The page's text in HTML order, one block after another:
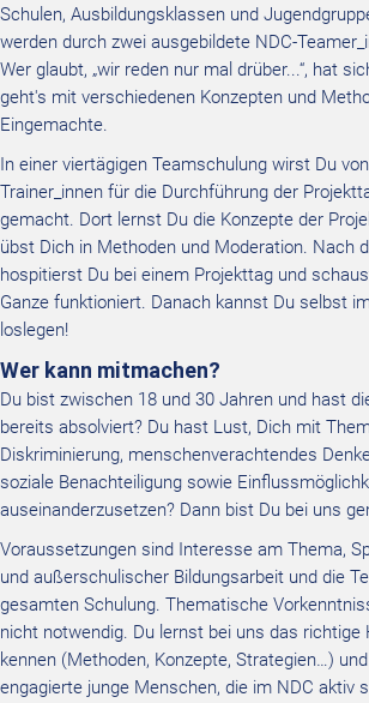
Schulen, Ausbildungsklassen und
werden durch zwei ausgebildete NDC-
Wer glaubt, „wir reden nur mal drüber...“, hat
geht's mit verschiedenen Konzepten und
Eingemachte.
In einer viertägigen Teamschulung wirst Du
Trainer_innen für die Durchführung der
gemacht. Dort lernst Du die Konzepte der
übst Dich in Methoden und Moderation. Nach
hospitierst Du bei einem Projekttag und
Ganze funktioniert. Danach kannst Du selbst
loslegen!
Wer kann mitmachen?
Du bist zwischen 18 und 30 Jahren und hast
bereits absolviert? Du hast Lust, Dich mit
Diskriminierung, menschenverachtendes
soziale Benachteiligung sowie
auseinanderzusetzen? Dann bist Du bei uns
Voraussetzungen sind Interesse am Thema,
und außerschulischer Bildungsarbeit und die
gesamten Schulung. Thematische
nicht notwendig. Du lernst bei uns das richtige
kennen (Methoden, Konzepte, Strategien…)
engagierte junge Menschen, die im NDC aktiv